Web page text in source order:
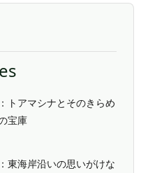
トアマシナとそのきらめ
宝庫
東海岸沿いの思いがけな